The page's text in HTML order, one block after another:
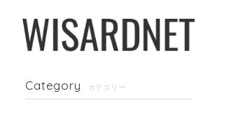
Category カテゴリー